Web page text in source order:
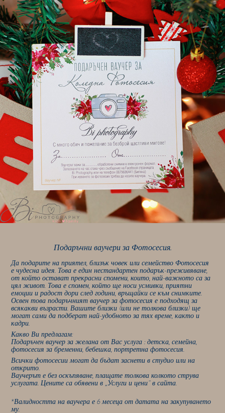
Подаръчни ваучери за Фотосесия.
Да подарите на приятел, близък човек или семейство Фотосесия
е чудесна идея. Това е един нестандартен подарък-преживяване,
от който остават прекрасни спомени, които, най-важното са за
цял живот. Това е спомен, който ще носи усмивки, приятни
емоции и радост дори след години, връщайки се към снимките.
Освен това подаръчният ваучер за фотосесия е подходящ за
всякакви възрасти. Вашите близки (или не толкова близки) ще
могат сами да подберат най-удобното за тях време, както и
кадри.
Какво Ви предлагам:
Подаръчен ваучер за желана от Вас услуга : детска, семейна,
фотосесия за бременни, бебешка, портретна фотосесия.
Всички фотосесии могат да бъдат заснети в студио или на
открито.
Ваучерът е без оскъпяване, плащате толкова колкото струва
услугата. Цените са обявени в „Услуги и цени“ в сайта.
*Валидността на ваучера е 6 месеца от датата на закупуването
му.